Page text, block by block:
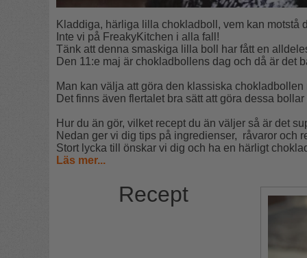
Kladdiga, härliga lilla chokladboll, vem kan motstå
Inte vi på FreakyKitchen i alla fall!
Tänk att denna smaskiga lilla boll har fått en
Den 11:e maj är chokladbollens dag och då är det
Man kan välja att göra den klassiska
Det finns även flertalet bra sätt att göra dessa
Hur du än gör, vilket recept du än väljer så är det
Nedan ger vi dig tips på ingredienser, råvaror och
Stort lycka till önskar vi dig och ha en härligt
Läs mer...
Recept